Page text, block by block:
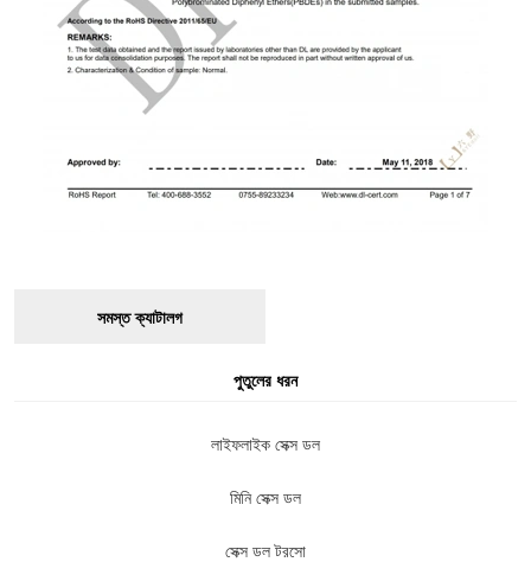
সমস্ত ক্যাটালগ
পুতুলের ধরন
লাইফলাইক সেক্স ডল
মিনি সেক্স ডল
সেক্স ডল টরসো